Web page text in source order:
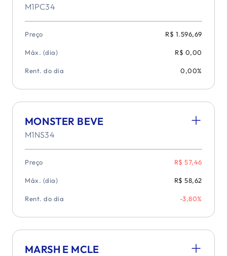
M1PC34
Preço R$ 1.596,69
Máx. (dia) R$ 0,00
Rent. do dia 0,00%
MONSTER BEVE
M1NS34
Preço R$ 57,46
Máx. (dia) R$ 58,62
Rent. do dia -3,80%
MARSH E MCLE